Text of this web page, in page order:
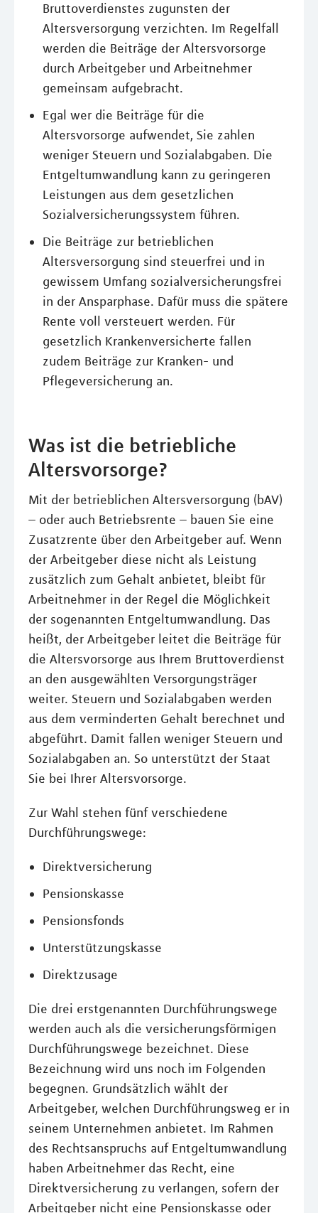
Bruttoverdienstes zugunsten der
Altersversorgung verzichten. Im Regelfall
werden die Beiträge der Altersvorsorge
durch Arbeitgeber und Arbeitnehmer
gemeinsam aufgebracht.
Egal wer die Beiträge für die
Altersvorsorge aufwendet, Sie zahlen
weniger Steuern und Sozialabgaben. Die
Entgeltumwandlung kann zu geringeren
Leistungen aus dem gesetzlichen
Sozialversicherungssystem führen.
Die Beiträge zur betrieblichen
Altersversorgung sind steuerfrei und in
gewissem Umfang sozialversicherungsfrei
in der Ansparphase. Dafür muss die spätere
Rente voll versteuert werden. Für
gesetzlich Krankenversicherte fallen
zudem Beiträge zur Kranken- und
Pflegeversicherung an.
Was ist die betriebliche
Altersvorsorge?
Mit der betrieblichen Altersversorgung (bAV)
– oder auch Betriebsrente – bauen Sie eine
Zusatzrente über den Arbeitgeber auf. Wenn
der Arbeitgeber diese nicht als Leistung
zusätzlich zum Gehalt anbietet, bleibt für
Arbeitnehmer in der Regel die Möglichkeit
der sogenannten Entgeltumwandlung. Das
heißt, der Arbeitgeber leitet die Beiträge für
die Altersvorsorge aus Ihrem Bruttoverdienst
an den ausgewählten Versorgungsträger
weiter. Steuern und Sozialabgaben werden
aus dem verminderten Gehalt berechnet und
abgeführt. Damit fallen weniger Steuern und
Sozialabgaben an. So unterstützt der Staat
Sie bei Ihrer Altersvorsorge.
Zur Wahl stehen fünf verschiedene
Durchführungswege:
Direktversicherung
Pensionskasse
Pensionsfonds
Unterstützungskasse
Direktzusage
Die drei erstgenannten Durchführungswege
werden auch als die versicherungsförmigen
Durchführungswege bezeichnet. Diese
Bezeichnung wird uns noch im Folgenden
begegnen. Grundsätzlich wählt der
Arbeitgeber, welchen Durchführungsweg er in
seinem Unternehmen anbietet. Im Rahmen
des Rechtsanspruchs auf Entgeltumwandlung
haben Arbeitnehmer das Recht, eine
Direktversicherung zu verlangen, sofern der
Arbeitgeber nicht eine Pensionskasse oder